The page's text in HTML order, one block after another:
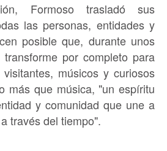
Formoso trasladó sus
las personas, entidades y
posible que, durante unos
por completo para
músicos y curiosos
más que música, "un espíritu
y comunidad que une a
través del tiempo".